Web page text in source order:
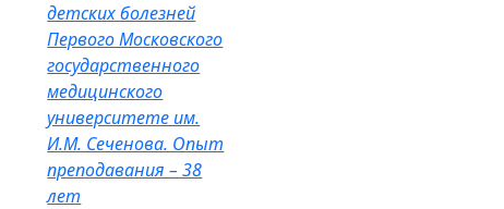
детских болезней
Первого Московского
государственного
медицинского
университете им.
И.М. Сеченова. Опыт
преподавания – 38
лет